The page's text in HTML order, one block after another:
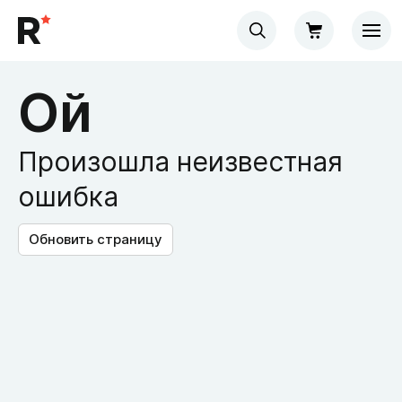
Ой
Произошла неизвестная
ошибка
Обновить страницу